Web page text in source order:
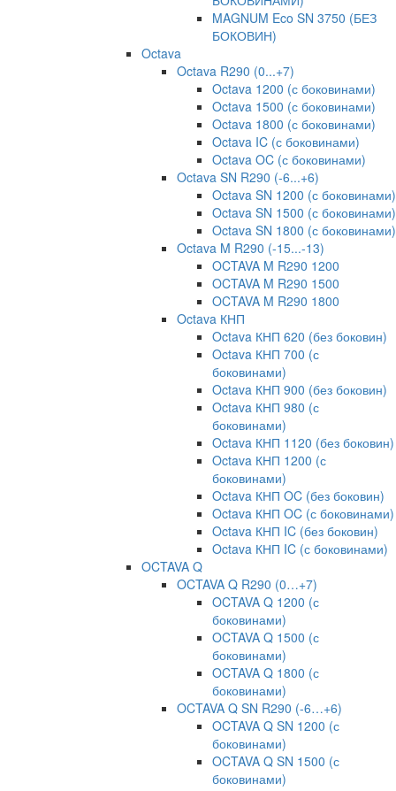
MAGNUM Eco SN 3750 (БЕЗ
БОКОВИН)
Octava
Octava R290 (0...+7)
Octava 1200 (с боковинами)
Octava 1500 (с боковинами)
Octava 1800 (с боковинами)
Octava IC (с боковинами)
Octava OC (с боковинами)
Octava SN R290 (-6...+6)
Octava SN 1200 (с боковинами)
Octava SN 1500 (с боковинами)
Octava SN 1800 (с боковинами)
Octava M R290 (-15...-13)
OCTAVA M R290 1200
OCTAVA M R290 1500
OCTAVA M R290 1800
Octava КНП
Octava КНП 620 (без боковин)
Octava КНП 700 (с
боковинами)
Octava КНП 900 (без боковин)
Octava КНП 980 (с
боковинами)
Octava КНП 1120 (без боковин)
Octava КНП 1200 (с
боковинами)
Octava КНП OC (без боковин)
Octava КНП OC (с боковинами)
Octava КНП IC (без боковин)
Octava КНП IC (с боковинами)
OCTAVA Q
OCTAVA Q R290 (0…+7)
OCTAVA Q 1200 (с
боковинами)
OCTAVA Q 1500 (с
боковинами)
OCTAVA Q 1800 (с
боковинами)
OCTAVA Q SN R290 (-6…+6)
OCTAVA Q SN 1200 (с
боковинами)
OCTAVA Q SN 1500 (с
боковинами)